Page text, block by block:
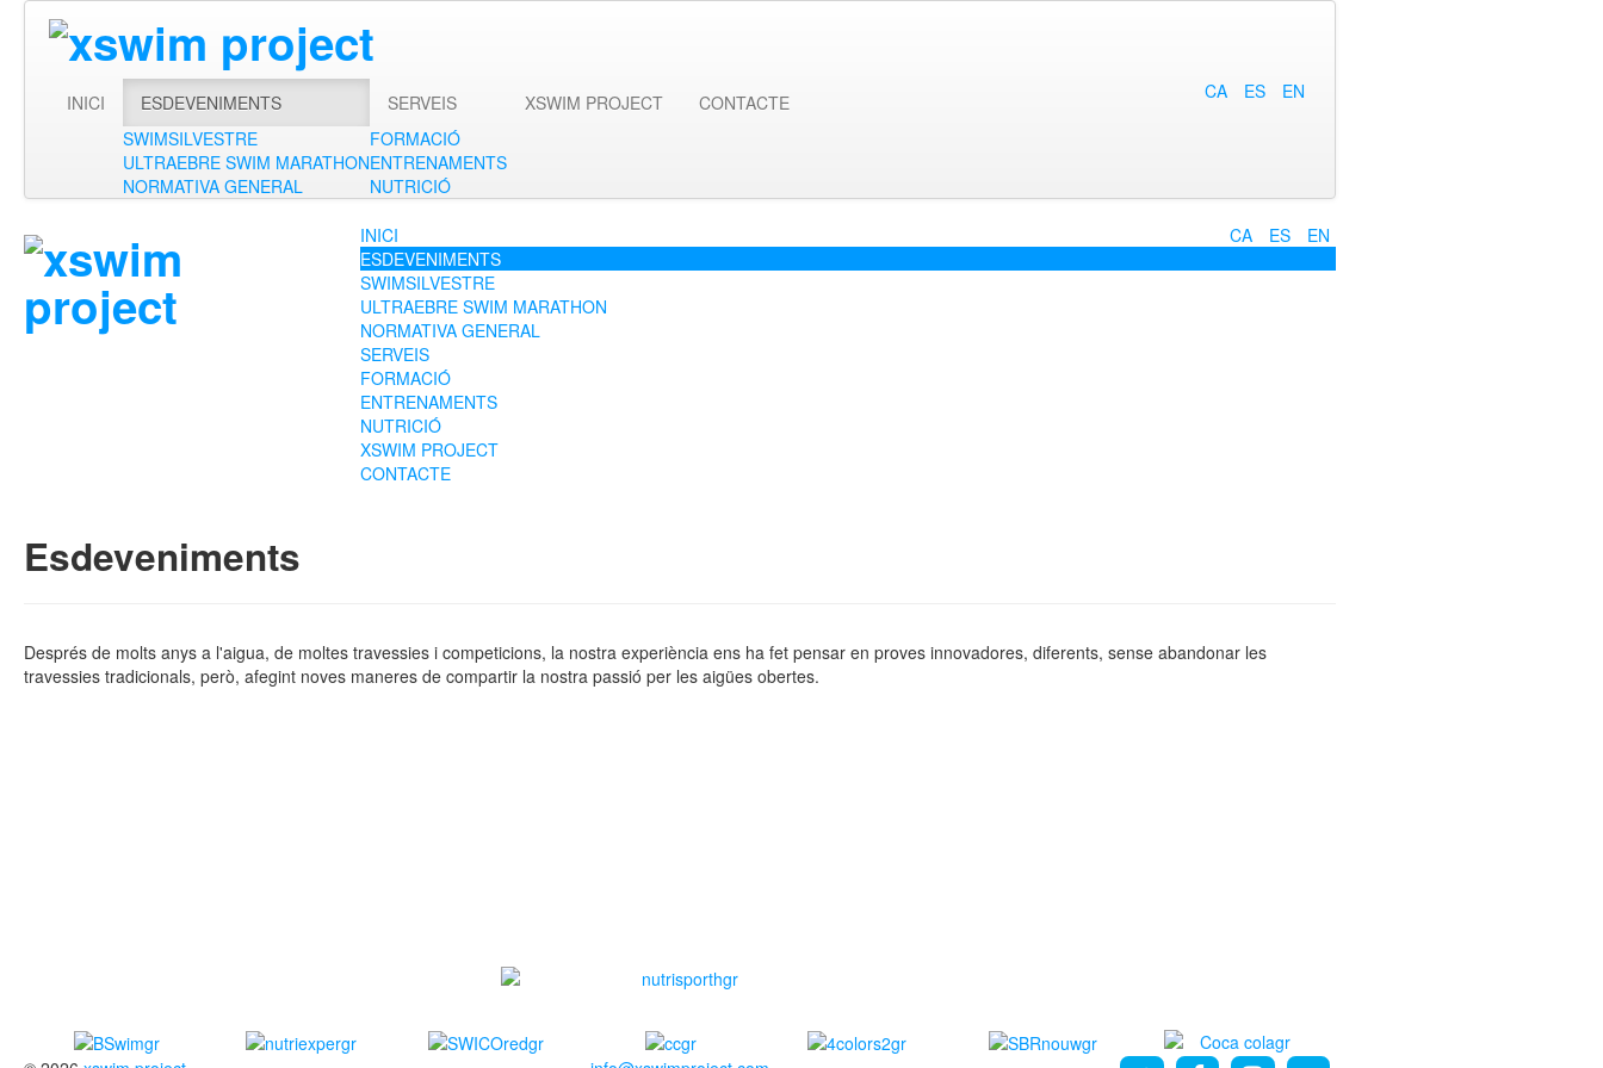
CA ES EN
INICI
ESDEVENIMENTS
SWIMSILVESTRE
ULTRAEBRE SWIM MARATHON
NORMATIVA GENERAL
SERVEIS
FORMACIÓ
ENTRENAMENTS
NUTRICIÓ
XSWIM PROJECT CONTACTE
CA ES EN
INICI
ESDEVENIMENTS
SWIMSILVESTRE
ULTRAEBRE SWIM MARATHON
NORMATIVA GENERAL
SERVEIS
FORMACIÓ
ENTRENAMENTS
NUTRICIÓ
XSWIM PROJECT
CONTACTE
Esdeveniments
Després de molts anys a l'aigua, de moltes travessies i competicions, la nostra experiència ens ha fet pensar en proves innovadores, diferents, sense abandonar les
travessies tradicionals, però, afegint noves maneres de compartir la nostra passió per les aigües obertes.